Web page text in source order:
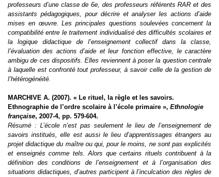
professeurs d’une classe de 6e, des professeurs référents RAR et des
assistants pédagogiques, pour décrire et analyser les actions d’aide
mises en œuvre. Les principales questions soulevées concernent la
compatibilité entre le traitement individualisé des difficultés scolaires et
la logique didactique de l’enseignement collectif dans la classe,
l’évaluation des actions d’aide et leur fonction effective, le caractère
ambigu de ces dispositifs. Elles reviennent à poser la question centrale
à laquelle est confronté tout professeur, à savoir celle de la gestion de
l’hétérogénéité.
MARCHIVE A. (2007). « Le rituel, la règle et les savoirs.
Ethnographie de l’ordre scolaire à l’école primaire », Ethnologie
française, 2007-4, pp. 579-604.
Résumé : L’école n’est pas seulement le lieu de l’enseignement de
savoirs institués, elle est aussi le lieu d’apprentissages étrangers au
projet didactique du maître ou qui, pour le moins, ne sont pas explicités
et enseignés comme tels. Alors que certains rituels contribuent à la
définition des conditions de l’enseignement et à l’organisation des
situations didactiques, d’autres participent à l’inculcation des règles de